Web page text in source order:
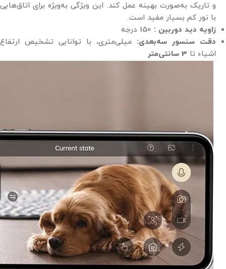
و تاریک به‌صورت بهینه عمل کند. این ویژگی به‌ویژه برای اتاق‌هایی
با نور کم بسیار مفید است.
زاویه دید دوربین :
دقت سنسور سه‌بعدی: میلی‌متری، با توانایی تشخیص ارتفاع
اشیاء تا 3 سانتی‌متر